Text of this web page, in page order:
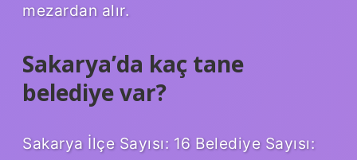
mezardan alır.
Sakarya’da kaç tane
belediye var?
Sakarya İlçe Sayısı: 16 Belediye Sayısı: